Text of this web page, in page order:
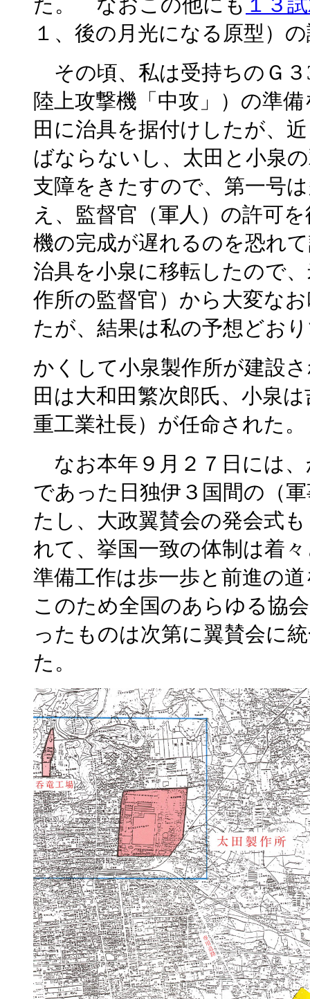
１、後の月光になる原型）
その頃、私は受持ちのＧ３
陸上攻撃機「中攻」）の準
田に治具を据付けしたが、
ばならないし、太田と小泉
支障をきたすので、第一号
え、監督官（軍人）の許可
機の完成が遅れるのを恐れ
治具を小泉に移転したので
作所の監督官）から大変な
たが、結果は私の予想どお
かくして小泉製作所が建設
田は大和田繁次郎氏、小泉
重工業社長）が任命された。
なお本年９月２７日には
であった日独伊３国間の（
たし、大政翼賛会の発会式
れて、挙国一致の体制は着
準備工作は歩一歩と前進の
このため全国のあらゆる協
ったものは次第に翼賛会に
た。